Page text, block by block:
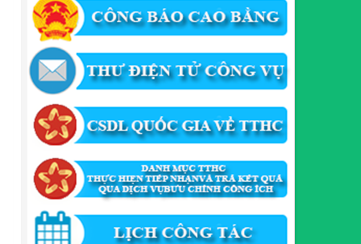
vốn đầu tư công năm 2025
Lượt xem:453 | lượt tải:349
1174/QĐ-UBND
QUYẾT ĐỊNH Về việc công bố danh mục thủ tục HC
được sửa đổi,bổ sung và phê duyệt quy trình nội bộ
giải quyết TTHC trong lĩnh vực hoạt động xây dựng
theo quy định phân quyền,phân cấp,phân định thẩm
quyền thuộc phạm vi giải quyết của Ban QLKKT
Lượt xem:434 | lượt tải:523
346/QĐ-UBND
QUYẾT ĐỊNH Về việc phê duyệt quy trình nội bộ giải
quyết thủ tục hành chính trong lĩnh vực khu công
nghiệp, khu kinh tế thuộc thẩm quyền giải quyết của
Ban Quản lý Khu kinh tế tỉnh Cao Bằng